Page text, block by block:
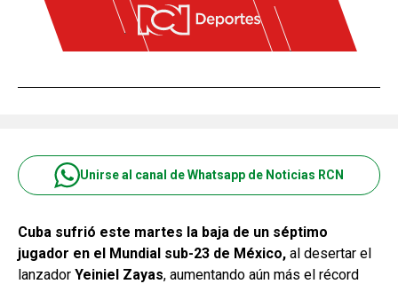
Unirse al canal de Whatsapp de Noticias RCN
Cuba sufrió este martes la baja de un séptimo
jugador en el Mundial sub-23 de México, al desertar el
lanzador Yeiniel Zayas, aumentando aún más el récord